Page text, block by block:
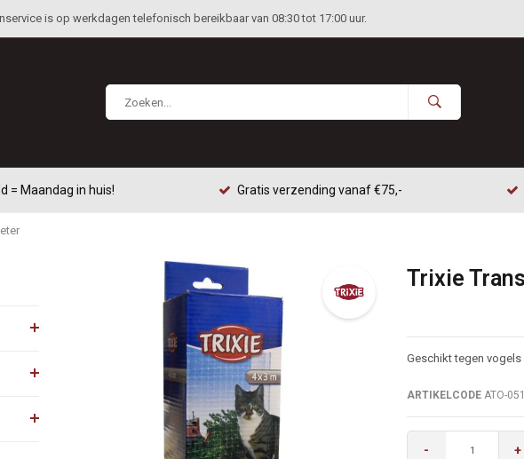
is op werkdagen telefonisch bereikbaar van 08:30 tot 17:00 uur.
= Maandag in huis! Gratis verzending vanaf €75,-
Trixie
Geschikt tegen vogels
ARTIKELCODEATO-
- +